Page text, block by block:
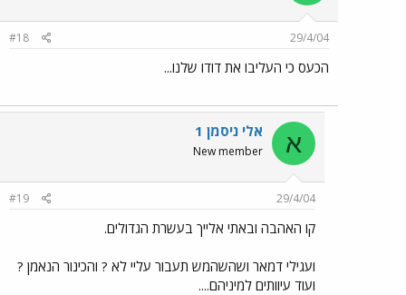
29/4/04
#18
הכעס כי העליבו את דודו שלנו...
א אלי ניסמן 1
New member
29/4/04
#19
קו האהבה ובאתי אלייך בעשרת הגדולים.
ועגילי דמאר ושהשהמש תעבור עליי לא ? והכינור הנאמן ?
ועוד עיוותים למיניהם....